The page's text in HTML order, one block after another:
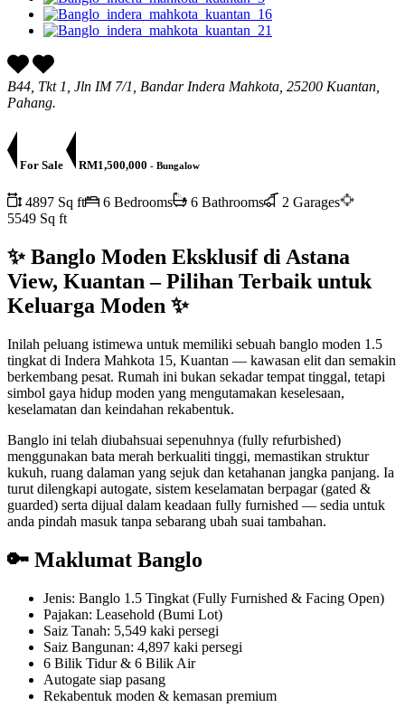
B44, Tkt 1, Jln IM 7/1, Bandar Indera Mahkota, 25200 Kuantan,
Pahang.
For Sale RM1,500,000 - Bungalow
4897 Sq ft 6 Bedrooms 6 Bathrooms
2 Garages
5549 Sq ft
✨ Banglo Moden Eksklusif di Astana
View, Kuantan – Pilihan Terbaik untuk
Keluarga Moden ✨
Inilah peluang istimewa untuk memiliki sebuah banglo moden 1.5
tingkat di Indera Mahkota 15, Kuantan — kawasan elit dan semakin
berkembang pesat. Rumah ini bukan sekadar tempat tinggal, tetapi
simbol gaya hidup moden yang mengutamakan keselesaan,
keselamatan dan keindahan rekabentuk.
Banglo ini telah diubahsuai sepenuhnya (fully refurbished)
menggunakan bata merah berkualiti tinggi, memastikan struktur
kukuh, ruang dalaman yang sejuk dan ketahanan jangka panjang. Ia
turut dilengkapi autogate, sistem keselamatan berpagar (gated &
guarded) serta dijual dalam keadaan fully furnished — sedia untuk
anda pindah masuk tanpa sebarang ubah suai tambahan.
🔑 Maklumat Banglo
Jenis: Banglo 1.5 Tingkat (Fully Furnished & Facing Open)
Pajakan: Leasehold (Bumi Lot)
Saiz Tanah: 5,549 kaki persegi
Saiz Bangunan: 4,897 kaki persegi
6 Bilik Tidur & 6 Bilik Air
Autogate siap pasang
Rekabentuk moden & kemasan premium